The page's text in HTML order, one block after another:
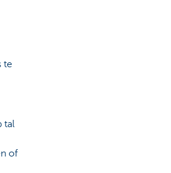
te
tal
of